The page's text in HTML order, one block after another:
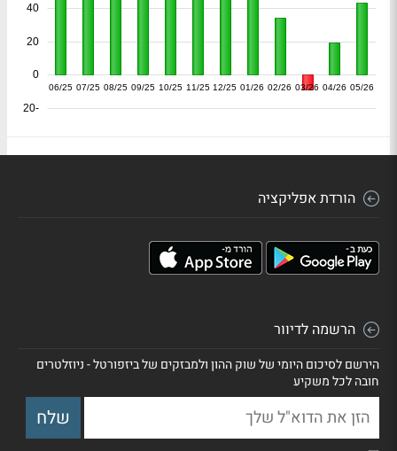
06/25 07/25 08/25 09/25 10/25 11/25 12/25 01/26 02/26 03/26 04/26 05/26
-20
0
20
40
הורדת אפליקציה
הרשמה לדיוור
הירשם לסיכום היומי של שוק ההון ולמבזקים של ביזפורטל - ניוזלטרים
חובה לכל משקיע